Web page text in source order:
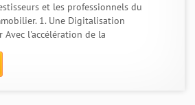
et les professionnels du
1. Une Digitalisation
Avec l'accélération de la